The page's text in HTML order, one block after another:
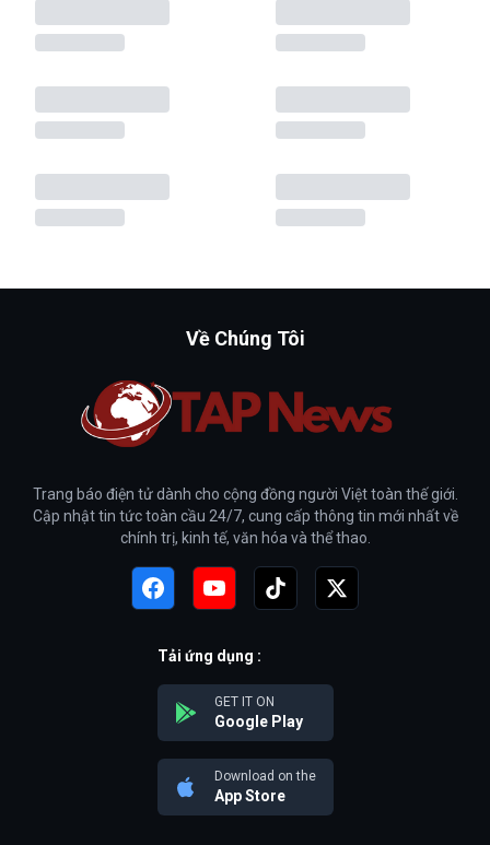
Về Chúng Tôi
Trang báo điện tử dành cho cộng đồng người Việt toàn thế giới.
Cập nhật tin tức toàn cầu 24/7, cung cấp thông tin mới nhất về
chính trị, kinh tế, văn hóa và thể thao.
Tải ứng dụng :
GET IT ON
Google Play
Download on the
App Store